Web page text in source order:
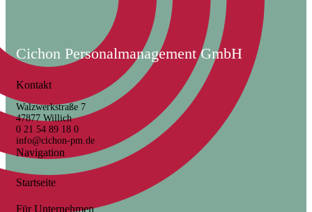
Cichon Personalmanagement GmbH
Kontakt
Walzwerkstraße 7
47877 Willich
0 21 54 89 18 0
info@cichon-pm.de
Navigation
Startseite
Für Unternehmen